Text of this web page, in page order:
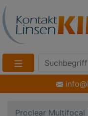
Suche
Eingabefeld
Produktsuche
Scan
Proclear Multifocal